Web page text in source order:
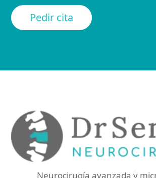
Pedir cita
Neurocirugía avanzada y